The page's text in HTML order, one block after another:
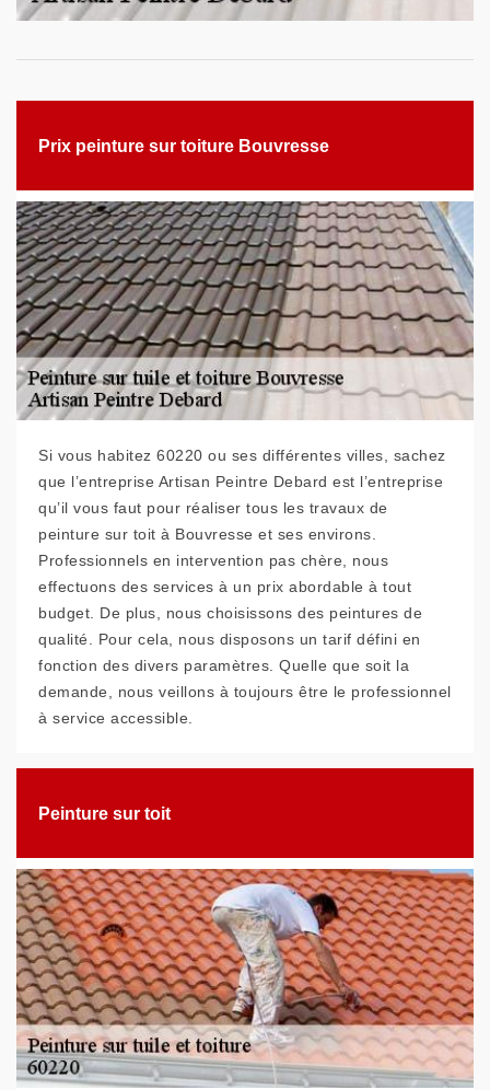
Prix peinture sur toiture Bouvresse
Si vous habitez 60220 ou ses différentes villes, sachez
que l’entreprise Artisan Peintre Debard est l’entreprise
qu’il vous faut pour réaliser tous les travaux de
peinture sur toit à Bouvresse et ses environs.
Professionnels en intervention pas chère, nous
effectuons des services à un prix abordable à tout
budget. De plus, nous choisissons des peintures de
qualité. Pour cela, nous disposons un tarif défini en
fonction des divers paramètres. Quelle que soit la
demande, nous veillons à toujours être le professionnel
à service accessible.
Peinture sur toit